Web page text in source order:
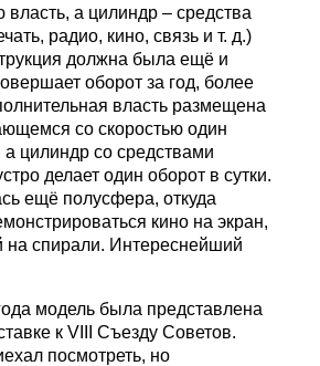
власть, а цилиндр – средства
радио, кино, связь и т. д.)
должна была ещё и
оборот за год, более
власть размещена
со скоростью один
цилиндр со средствами
делает один оборот в сутки.
ещё полусфера, откуда
кино на экран,
на спирали. Интереснейший
модель была представлена
к VIII Съезду Советов.
посмотреть, но